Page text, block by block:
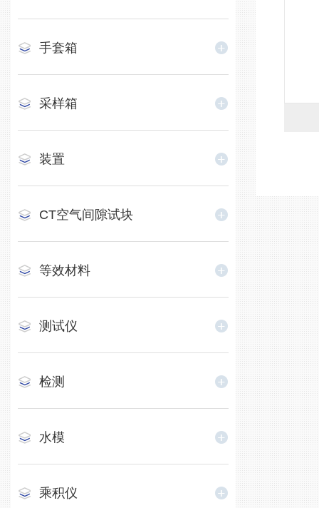
手套箱
采样箱
装置
CT空气间隙试块
等效材料
测试仪
检测
水模
乘积仪